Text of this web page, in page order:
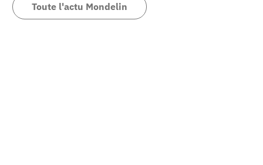
Toute l'actu Mondelin